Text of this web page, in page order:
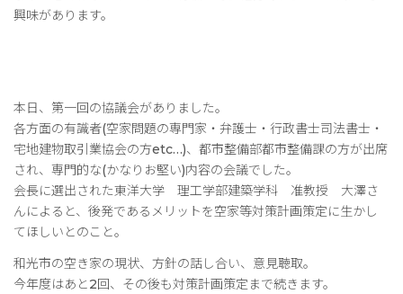
興味があります。
本日、第一回の協議会がありました。
各方面の有識者(空家問題の専門家・弁護士・行政書士司法書士・
宅地建物取引業協会の方etc…)、都市整備部都市整備課の方が出席
され、専門的な(かなりお堅い)内容の会議でした。
会長に選出された東洋大学 理工学部建築学科 准教授 大澤さ
んによると、後発であるメリットを空家等対策計画策定に生かし
てほしいとのこと。
和光市の空き家の現状、方針の話し合い、意見聴取。
今年度はあと2回、その後も対策計画策定まで続きます。